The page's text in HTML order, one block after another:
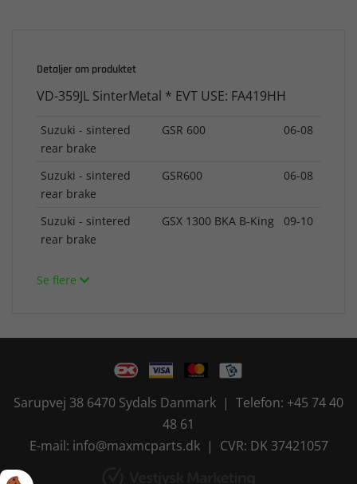
Detaljer om produktet
VD-359JL SinterMetal * EVT USE: FA419HH
Suzuki - sintered
rear brake
GSR 600 06-08
Suzuki - sintered
rear brake
GSR600 06-08
Suzuki - sintered
rear brake
GSX 1300 BKA B-King 09-10
Se flere
Sarupvej 38 6470 Sydals Danmark | Telefon: +45 74 40
48 61
E-mail: info@maxmcparts.dk | CVR: DK 37421057